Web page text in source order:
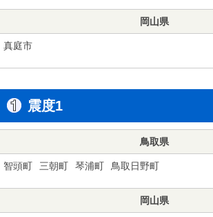
岡山県
真庭市
震度1
鳥取県
智頭町 三朝町 琴浦町 鳥取日野町
岡山県